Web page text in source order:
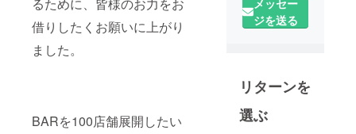
るために、皆様のお力をお
借りしたくお願いに上がり
ました。
BARを100店舗展開したい
メッセー
ジを送る
リターンを
選ぶ